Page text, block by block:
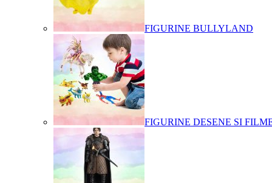
FIGURINE BULLYLAND
FIGURINE DESENE SI